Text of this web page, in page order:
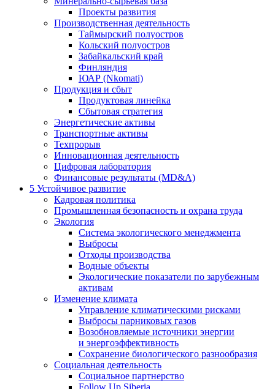
Проекты развития
Производственная деятельность
Таймырский полуостров
Кольский полуостров
Забайкальский край
Финляндия
ЮАР (Nkomati)
Продукция и сбыт
Продуктовая линейка
Сбытовая стратегия
Энергетические активы
Транспортные активы
Техпрорыв
Инновационная деятельность
Цифровая лаборатория
Финансовые результаты (MD&A)
5 Устойчивое развитие
Кадровая политика
Промышленная безопасность и охрана труда
Экология
Система экологического менеджмента
Выбросы
Отходы производства
Водные объекты
Экологические показатели по зарубежным
активам
Изменение климата
Управление климатическими рисками
Выбросы парниковых газов
Возобновляемые источники энергии
и энергоэффективность
Сохранение биологического разнообразия
Социальная деятельность
Социальное партнерство
Follow Up Siberia